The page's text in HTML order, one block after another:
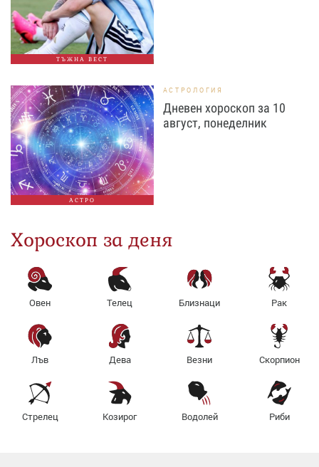
ТЪЖНА ВЕСТ
АСТРО
АСТРОЛОГИЯ
Дневен хороскоп за 10
август, понеделник
Хороскоп за деня
Овен Телец Близнаци Рак
Лъв Дева Везни Скорпион
Стрелец Козирог Водолей Риби